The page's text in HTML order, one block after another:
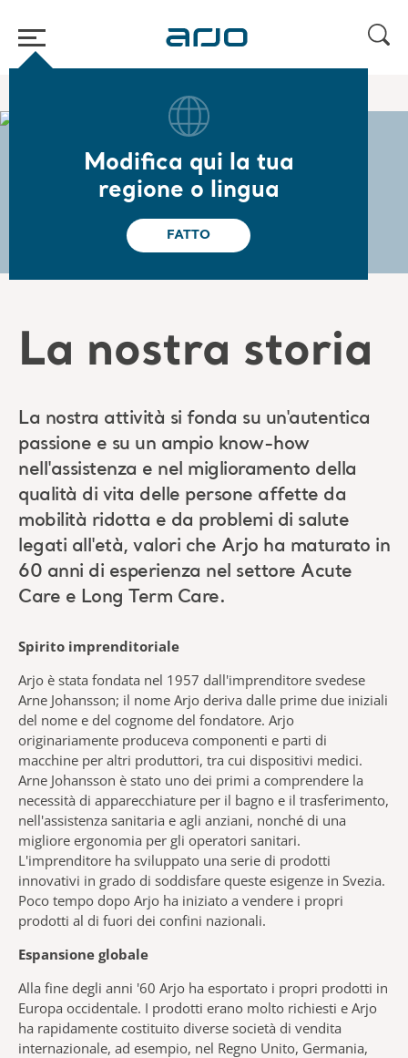
Modifica qui la tua
regione o lingua
FATTO
La nostra storia
La nostra storia
La nostra storia
La nostra attività si fonda su un'autentica
passione e su un ampio know-how
nell'assistenza e nel miglioramento della
qualità di vita delle persone affette da
mobilità ridotta e da problemi di salute
legati all'età, valori che Arjo ha maturato in
60 anni di esperienza nel settore Acute
Care e Long Term Care.
Spirito imprenditoriale
Arjo è stata fondata nel 1957 dall'imprenditore svedese
Arne Johansson; il nome Arjo deriva dalle prime due iniziali
del nome e del cognome del fondatore. Arjo
originariamente produceva componenti e parti di
macchine per altri produttori, tra cui dispositivi medici.
Arne Johansson è stato uno dei primi a comprendere la
necessità di apparecchiature per il bagno e il trasferimento,
nell'assistenza sanitaria e agli anziani, nonché di una
migliore ergonomia per gli operatori sanitari.
L'imprenditore ha sviluppato una serie di prodotti
innovativi in grado di soddisfare queste esigenze in Svezia.
Poco tempo dopo Arjo ha iniziato a vendere i propri
prodotti al di fuori dei confini nazionali.
Espansione globale
Alla fine degli anni '60 Arjo ha esportato i propri prodotti in
Europa occidentale. I prodotti erano molto richiesti e Arjo
ha rapidamente costituito diverse società di vendita
internazionale, ad esempio, nel Regno Unito, Germania,